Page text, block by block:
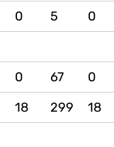
0 5
0
0 67
0
18 299
18